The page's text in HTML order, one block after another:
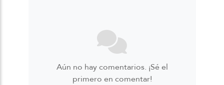
Aún no hay comentarios. ¡Sé el
primero en comentar!